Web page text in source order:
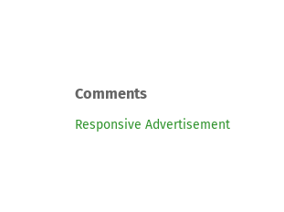
Comments
Responsive Advertisement